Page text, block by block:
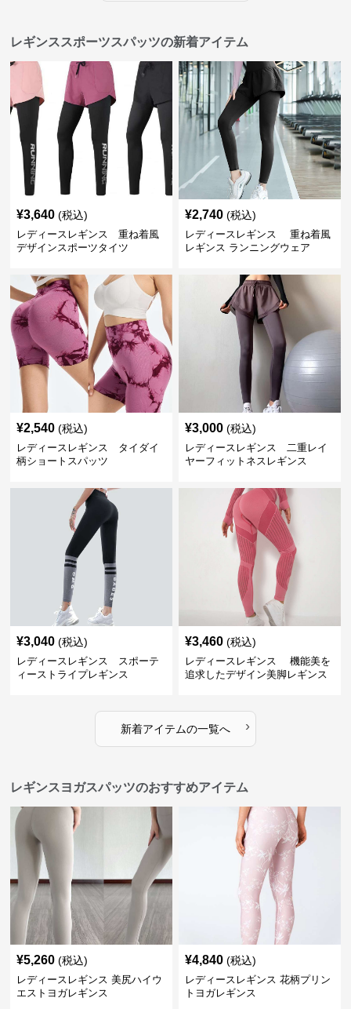
レギンススポーツスパッツの新着アイテム
¥3,640 (税込)
レディースレギンス 重ね着風
デザインスポーツタイツ
¥2,740 (税込)
レディースレギンス 重ね着風
レギンス ランニングウェア
¥2,540 (税込)
レディースレギンス タイダイ
柄ショートスパッツ
¥3,000 (税込)
レディースレギンス 二重レイ
ヤーフィットネスレギンス
¥3,040 (税込)
レディースレギンス スポーテ
ィーストライプレギンス
¥3,460 (税込)
レディースレギンス 機能美を
追求したデザイン美脚レギンス
新着アイテムの一覧へ ›
レギンスヨガスパッツのおすすめアイテム
¥5,260 (税込)
レディースレギンス 美尻ハイウ
エストヨガレギンス
¥4,840 (税込)
レディースレギンス 花柄プリン
トヨガレギンス